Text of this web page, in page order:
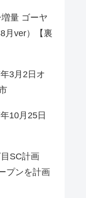
量 ゴーヤ
月ver）【裏
3月2日オ
10月25日
SC計画
プンを計画